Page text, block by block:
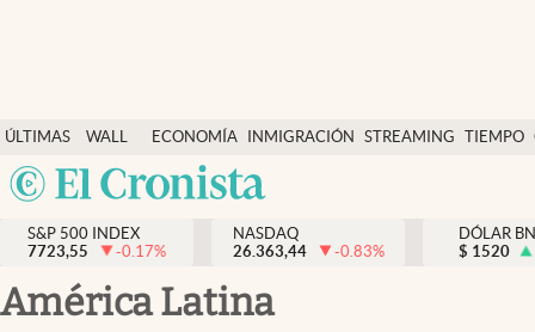
ÚLTIMAS
NOTICIAS
WALL
STREET
Y
DÓLAR
ECONOMÍA INMIGRACIÓN STREAMING TIEMPO
México
Finanzas y economía
Wall Street y dólar
Inmigración
Tiempo
S&P 500 INDEX
7723,55
-0.17%
NASDAQ
26.363,44
-0.83%
DÓLAR
$ 1520
América Latina